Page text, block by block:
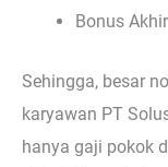
Bonus
Sehingga, besar
karyawan PT
hanya gaji pokok